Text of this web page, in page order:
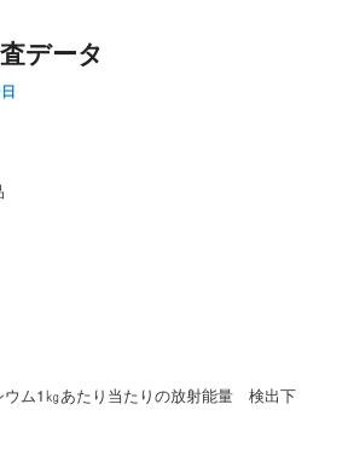
データ
ム1㎏あたり当たりの放射能量 検出下